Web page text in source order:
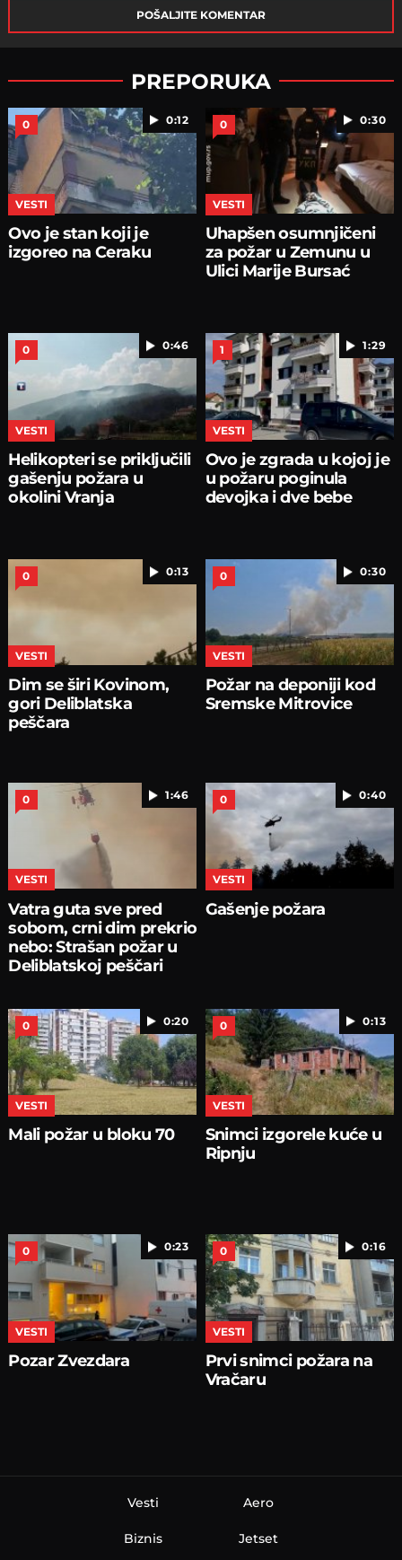
POŠALJITE KOMENTAR
PREPORUKA
0:12
0
VESTI
Ovo je stan koji je
izgoreo na Ceraku
0:30
0
VESTI
Uhapšen osumnjičeni
za požar u Zemunu u
Ulici Marije Bursać
0:46
0
VESTI
Helikopteri se priključili
gašenju požara u
okolini Vranja
1:29
1
VESTI
Ovo je zgrada u kojoj je
u požaru poginula
devojka i dve bebe
0:13
0
VESTI
Dim se širi Kovinom,
gori Deliblatska
peščara
0:30
0
VESTI
Požar na deponiji kod
Sremske Mitrovice
1:46
0
VESTI
Vatra guta sve pred
sobom, crni dim prekrio
nebo: Strašan požar u
Deliblatskoj peščari
0:40
0
VESTI
Gašenje požara
0:20
0
VESTI
Mali požar u bloku 70
0:13
0
VESTI
Snimci izgorele kuće u
Ripnju
0:23
0
VESTI
Pozar Zvezdara
0:16
0
VESTI
Prvi snimci požara na
Vračaru
Vesti
Biznis
Aero
Jetset